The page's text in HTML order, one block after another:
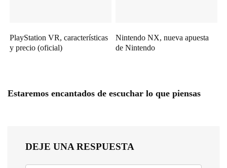
PlayStation VR, características
y precio (oficial)
Nintendo NX, nueva apuesta
de Nintendo
Estaremos encantados de escuchar lo que piensas
DEJE UNA RESPUESTA